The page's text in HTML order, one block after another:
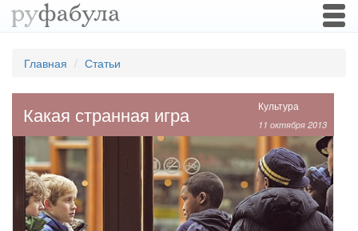
Главная Статьи
Культура
11 октября 2013
Какая странная игра